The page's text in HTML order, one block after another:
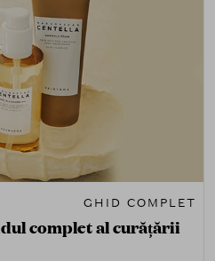
GHID COMPLET
complet al curățării